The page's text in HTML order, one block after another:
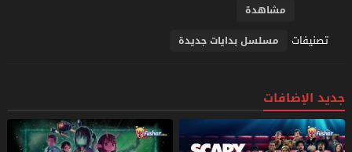
مشاهدة
تصنيفات مسلسل بدايات جديدة
جديد الإضافات